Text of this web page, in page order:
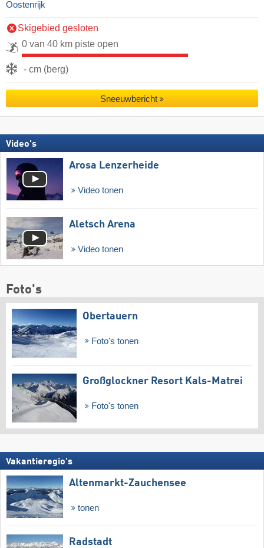
Oostenrijk
Skigebied gesloten
0 van 40 km piste open
- cm (berg)
Sneeuwbericht
Video's
Arosa Lenzerheide
Video tonen
Aletsch Arena
Video tonen
Foto's
Obertauern
Foto's tonen
Großglockner Resort Kals-Matrei
Foto's tonen
Vakantieregio's
Altenmarkt-Zauchensee
tonen
Radstadt